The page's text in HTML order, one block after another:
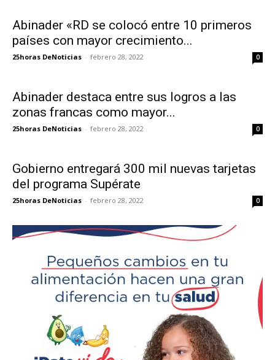
Abinader «RD se colocó entre 10 primeros
países con mayor crecimiento...
25horas DeNoticias - febrero 28, 2022 0
Abinader destaca entre sus logros a las
zonas francas como mayor...
25horas DeNoticias - febrero 28, 2022 0
Gobierno entregará 300 mil nuevas tarjetas
del programa Supérate
25horas DeNoticias - febrero 28, 2022 0